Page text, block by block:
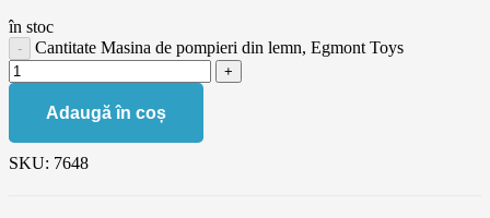
în stoc
Cantitate Masina de pompieri din lemn, Egmont Toys
Adaugă în coș
SKU: 7648